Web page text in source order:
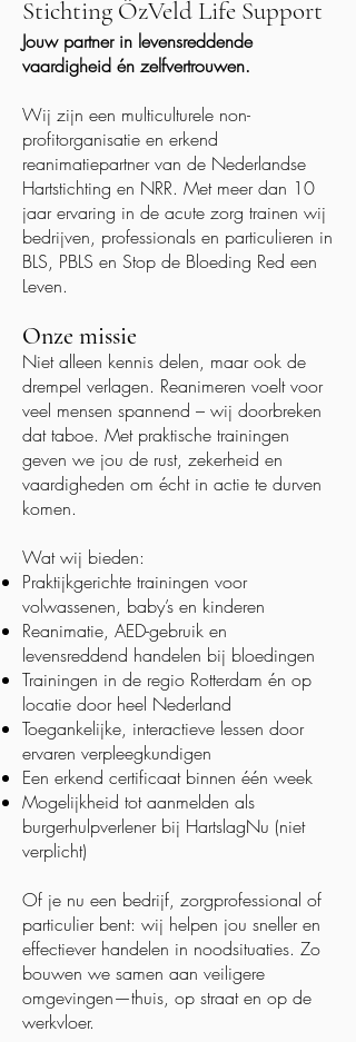
Stichting ÖzVeld Life Support
Jouw partner in levensreddende
vaardigheid én zelfvertrouwen.
Wij zijn een multiculturele non-
profitorganisatie en erkend
reanimatiepartner van de Nederlandse
Hartstichting en NRR. Met meer dan 10
jaar ervaring in de acute zorg trainen wij
bedrijven, professionals en particulieren in
BLS, PBLS en Stop de Bloeding Red een
Leven.
Onze missie
Niet alleen kennis delen, maar ook de
drempel verlagen. Reanimeren voelt voor
veel mensen spannend – wij doorbreken
dat taboe. Met praktische trainingen
geven we jou de rust, zekerheid en
vaardigheden om écht in actie te durven
komen.
Wat wij bieden:
Praktijkgerichte trainingen voor
volwassenen, baby’s en kinderen
Reanimatie, AED-gebruik en
levensreddend handelen bij bloedingen
Trainingen in de regio Rotterdam én op
locatie door heel Nederland
Toegankelijke, interactieve lessen door
ervaren verpleegkundigen
Een erkend certificaat binnen één week
Mogelijkheid tot aanmelden als
burgerhulpverlener bij HartslagNu (niet
verplicht)
Of je nu een bedrijf, zorgprofessional of
particulier bent: wij helpen jou sneller en
effectiever handelen in noodsituaties. Zo
bouwen we samen aan veiligere
omgevingen—thuis, op straat en op de
werkvloer.